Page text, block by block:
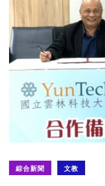
綜合新聞 文教